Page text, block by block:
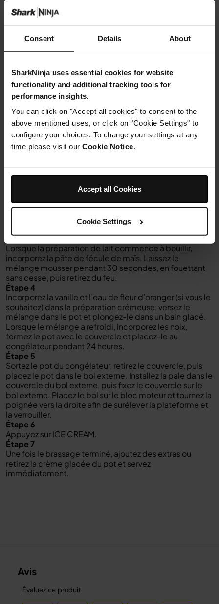
Consent Details About
SharkNinja uses essential cookies for website
functionality and additional tracking tools for
performance insights.
You can click on "Accept all cookies" to consent to the
above mentioned uses, or click on "Cookie Settings" to
configure your choices. To change your settings at any
time please visit our Cookie Notice.
Accept all Cookies
Cookie Settings
1/2 cuillère à café
1 1/2 c. à café
d’eau de fleur d’oranger (facultatif)
Instructions
Étape 1
Faites fondre le beurre dans une poêle à feu doux et
ajoutez les noix. Faites dorer les noix, en remuant de
temps en temps, puis réservez-les dans une assiette le
Versez 1,5 cuillère à soupe de lait dans un petit bol.
Versez le reste du lait dans une petite casserole avec le
moyen, en remuant de temps en temps.
Pendant ce temps, ajoutez la fécule de maïs dans le
petit bol de lait et mélangez pour obtenir une pâte.
Lorsque la préparation de lait commence à bouillir,
incorporez la pâte de fécule de maïs. Laissez le
mélange mousser pendant 30 secondes, en fouettant
sans cesse, puis retirez du feu.
Étape 4
Incorporez la vanille et l’eau de fleur d’oranger (si vous le
souhaitez) dans la préparation crémeuse, versez le
mélange dans le pot et plongez-le dans un bain glacé.
Lorsque le mélange a refroidi, incorporez les noix,
fermez le pot avec le couvercle et placez-le au
congélateur pendant 24 heures.
Étape 5
Sortez le pot du congélateur, retirez le couvercle, puis
placez le pot dans le bol externe. Installez la pale dans le
couvercle du bol externe, puis fixez le couvercle sur le
bol externe. Placez le bol sur le bloc moteur et tournez la
poignée vers la droite afin de surélever la plateforme et
la verrouiller.
Étape 6
Appuyez sur ICE CREAM.
Étape 7
Une fois le brassage terminé, ajoutez des extras ou
retirez la crème glacée du pot et servez
immédiatement.